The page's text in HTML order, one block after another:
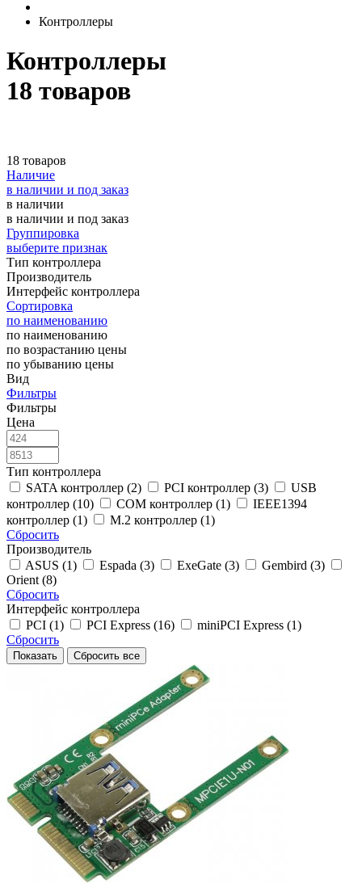
Контроллеры
Контроллеры
18 товаров
18 товаров
Наличие
в наличии и под заказ
в наличии
в наличии и под заказ
Группировка
выберите признак
Тип контроллера
Производитель
Интерфейс контроллера
Сортировка
по наименованию
по наименованию
по возрастанию цены
по убыванию цены
Вид
Фильтры
Фильтры
Цена
Тип контроллера
SATA контроллер (2)
PCI контроллер (3)
USB
контроллер (10)
COM контроллер (1)
IEEE1394
контроллер (1)
M.2 контроллер (1)
Сбросить
Производитель
ASUS (1)
Espada (3) ExeGate (3)
Gembird (3)
Orient (8)
Сбросить
Интерфейс контроллера
PCI (1)
PCI Express (16)
miniPCI Express (1)
Сбросить